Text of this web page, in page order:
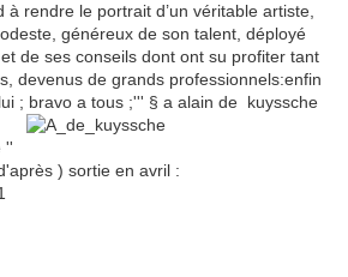
à rendre le portrait d’un véritable artiste,
généreux de son talent, déployé
de ses conseils dont ont su profiter tant
devenus de grands professionnels:enfin
; bravo a tous ;''' § a alain de kuyssche
''
) sortie en avril :